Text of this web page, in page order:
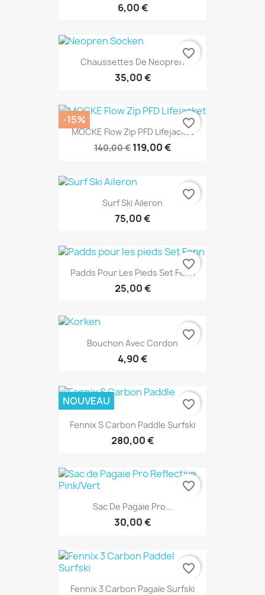
6,00 €
Chaussettes De Neopren
35,00 €
favorite_border
MOCKE Flow Zip PFD Lifejacket
140,00 € 119,00 €
-15% favorite_border
Surf Ski Aileron
75,00 €
favorite_border
Padds Pour Les Pieds Set Fenn
25,00 €
favorite_border
Bouchon Avec Cordon
4,90 €
favorite_border
Fennix S Carbon Paddle Surfski
280,00 €
NOUVEAU favorite_border
Sac De Pagaie Pro...
30,00 €
favorite_border
Fennix 3 Carbon Pagaie Surfski
favorite_border